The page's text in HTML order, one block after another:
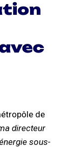
de
directeur
sous-